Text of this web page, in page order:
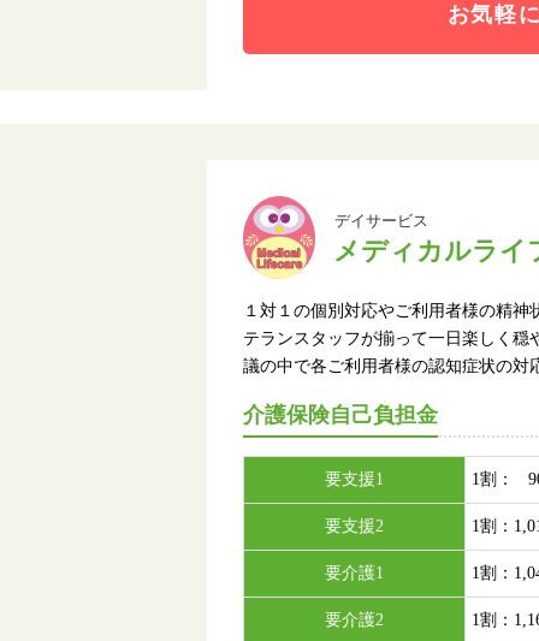
お気軽
デイサービス
メディカルライ
１対１の個別対応やご利用者様の精
テランスタッフが揃って一日楽しく
議の中で各ご利用者様の認知症状の対
介護保険自己負担金
要支援1 1割：
要支援2 1割：
要介護1 1割：
要介護2 1割：